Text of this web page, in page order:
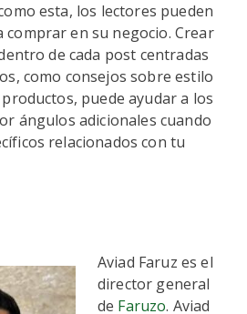
esta, los lectores pueden
comprar en su negocio. Crear
de cada post centradas
como consejos sobre estilo
puede ayudar a los
ángulos adicionales cuando
relacionados con tu
Aviad Faruz es el
director general
de Faruzo. Aviad